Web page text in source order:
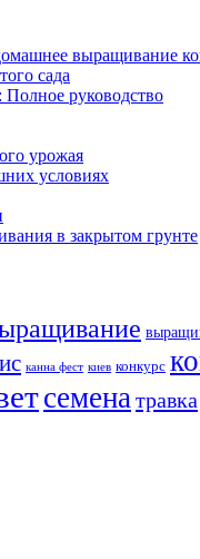
выращивание
сада
руководство
урожая
условиях
в закрытом грунте
канна фест киев конкурс
семенатравка